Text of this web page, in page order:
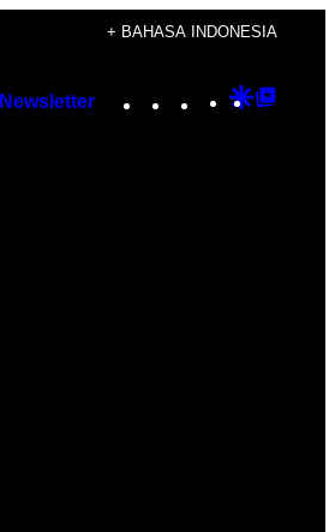
+ BAHASA INDONESIA
Newsletter Instagram
TikTok
YouTube
Google